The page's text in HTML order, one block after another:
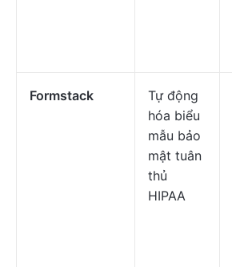
Formstack
Tự động
hóa biểu
mẫu bảo
mật tuân
thủ
HIPAA